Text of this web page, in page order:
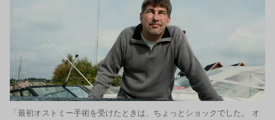
「最初オストミー手術を受けたときは、ちょっとショックでした。 オ